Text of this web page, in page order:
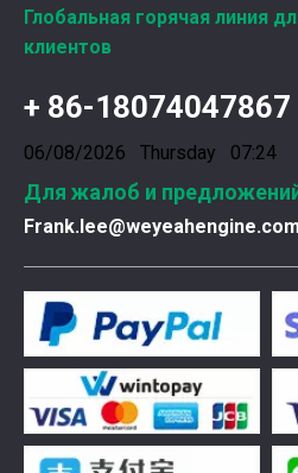
Введена в эксплуатацию
Генераторная установка
Глобальная горячая линия
клиентов
+ 86-18074047867
06/08/2026 Thursday 07:24
Для жалоб и
Frank.lee@weyeahengine.com